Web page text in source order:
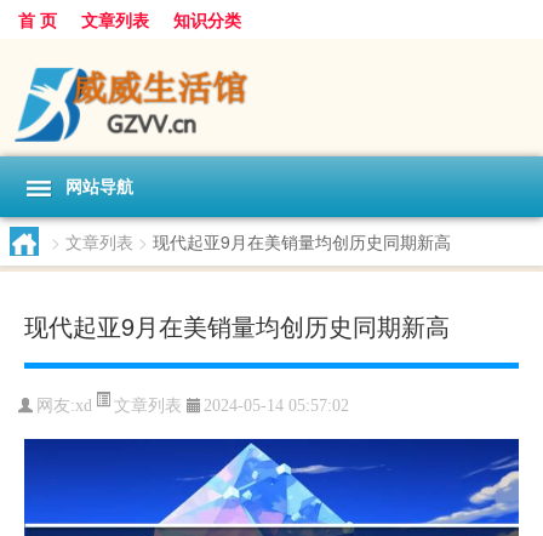
首 页 文章列表 知识分类
网站导航
> 文章列表 > 现代起亚9月在美销量均创历史同期新高
现代起亚9月在美销量均创历史同期新高
网友:xd 文章列表 2024-05-14 05:57:02